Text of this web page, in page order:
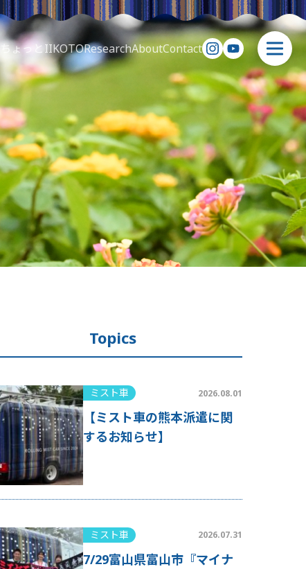
ちょっとIIKOTOResearchAboutContact
Topics
ミスト車 2026.08.01
【ミスト車の熊本派遣に関
するお知らせ】
ミスト車 2026.07.31
7/29富山県富山市『マイナ